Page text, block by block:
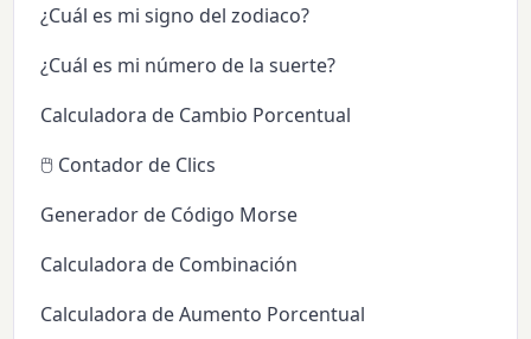
¿Cuál es mi signo del zodiaco?
¿Cuál es mi número de la suerte?
Calculadora de Cambio Porcentual
🖱️ Contador de Clics
Generador de Código Morse
Calculadora de Combinación
Calculadora de Aumento Porcentual